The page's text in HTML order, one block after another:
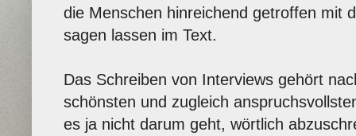
die Menschen hinreichend getroffen mit
sagen lassen im Text.
Das Schreiben von Interviews gehört
schönsten und zugleich
es ja nicht darum geht, wörtlich